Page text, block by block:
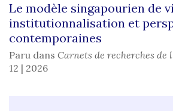
Le modèle singapourien de
institutionnalisation et
contemporaines
Paru dans Carnets de recherches de
12 | 2026